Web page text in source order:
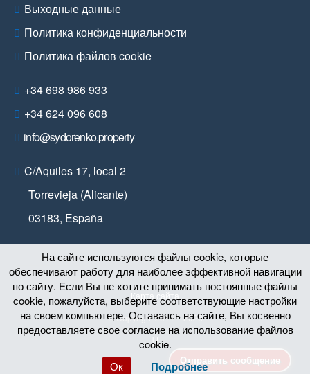
Выходные данные
Политика конфиденциальности
Политика файлов cookie
+34 698 986 933
+34 624 096 608
info@sydorenko.property
C/Aquiles 17, local 2
Torrevieja (Alicante)
03183, España
Карта сайта
© Copyright 2011 – 2026
На сайте используются файлы cookie, которые
обеспечивают работу для наиболее эффективной навигации
по сайту. Если Вы не хотите принимать постоянные файлы
cookie, пожалуйста, выберите соответствующие настройки
на своем компьютере. Оставаясь на сайте, Вы косвенно
предоставляете свое согласие на использование файлов
cookie.
Ок
ПодробнееОтправить сообщение